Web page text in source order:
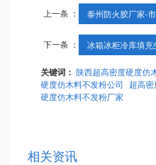
上一条 ： 泰州防火胶厂家-
下一条 ： 冰箱冰柜冷库填充
关键词： 陕西超高密度硬度仿
硬度仿木料不发粉公司
超高
硬度仿木料不发粉厂家
相关资讯